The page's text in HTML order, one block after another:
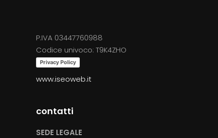
P.IVA 03447760988
Codice univoco: T9K4ZHO
Privacy Policy
www.iseoweb.it
contatti
SEDE LEGALE